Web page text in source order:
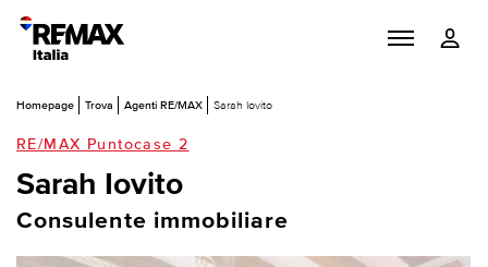
Homepage Trova Agenti RE/MAX Sarah Iovito
RE/MAX Puntocase 2
Sarah Iovito
Consulente immobiliare